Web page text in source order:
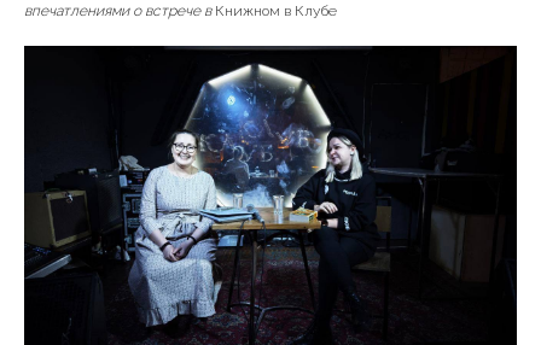
впечатлениями о встрече вКнижном в Клубе